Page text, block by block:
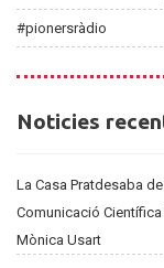
#pionersràdio
Noticies
Noticies
La Casa Pratdesaba
Comunicació
Mònica Usart